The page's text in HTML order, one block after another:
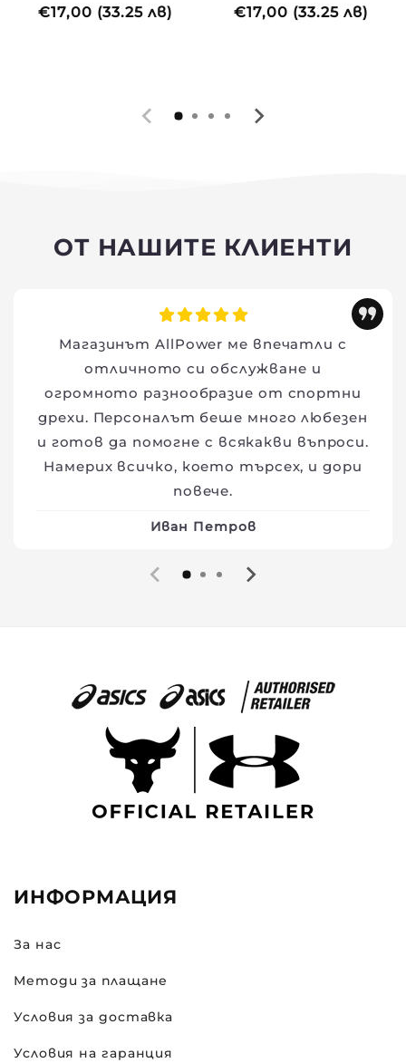
Редовна
€17,00 (33.25 лв)
Редовна
€17,00 (33.25 лв)
ОТ НАШИТЕ КЛИЕНТИ
Магазинът AllPower ме впечатли с
отличното си обслужване и
огромното разнообразие от спортни
дрехи. Персоналът беше много любезен
и готов да помогне с всякакви въпроси.
Намерих всичко, което търсех, и дори
повече.
Иван Петров
ИНФОРМАЦИЯ
За нас
Методи за плащане
Условия за доставка
Условия на гаранция